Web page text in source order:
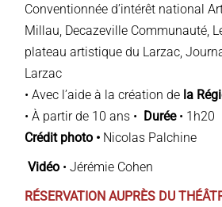
Conventionnée d’intérêt national
Millau, Decazeville Communauté,
plateau artistique du Larzac,
Larzac
• Avec l’aide à la création de la
• À partir de 10 ans • Durée• 1h20
Crédit photo • Nicolas Palchine
Vidéo • Jérémie Cohen
RÉSERVATION AUPRÈS DU